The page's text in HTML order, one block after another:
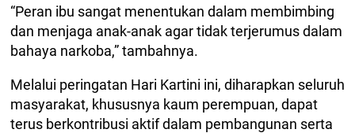
“Peran ibu sangat menentukan dalam membimbing
dan menjaga anak-anak agar tidak terjerumus dalam
bahaya narkoba,” tambahnya.
Melalui peringatan Hari Kartini ini, diharapkan seluruh
masyarakat, khususnya kaum perempuan, dapat
terus berkontribusi aktif dalam pembangunan serta